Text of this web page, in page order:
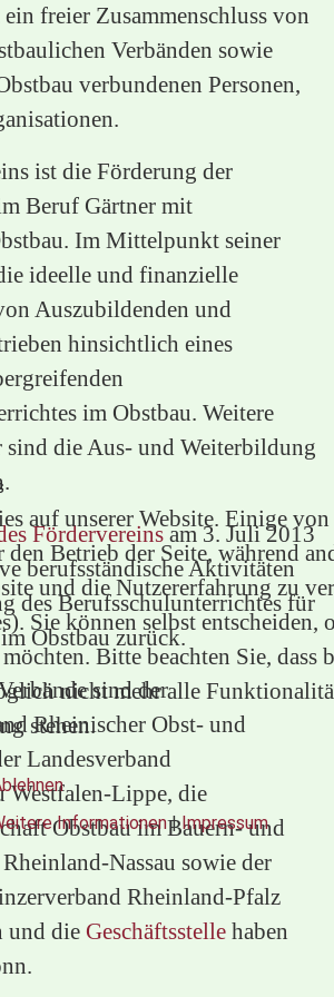
ein freier Zusammenschluss von
Verbänden sowie
verbundenen Personen,
ist die Förderung der
Beruf Gärtner mit
Im Mittelpunkt seiner
ideelle und finanzielle
Auszubildenden und
hinsichtlich eines
im Obstbau. Weitere
die Aus- und Weiterbildung
Fördervereinsam 3. Juli 2013
berufsständische Aktivitäten
des Berufsschulunterrichtes für
Obstbau zurück.
sind der
Rheinischer Obst- und
Landesverband
Westfalen-Lippe, die
Obstbau im Bauern- und
Nassau sowie der
Rheinland-Pfalz
und die Geschäftsstelle haben
auf unserer Website. Einige
Betrieb der Seite, während
und die Nutzererfahrung zu
Sie können selbst entscheiden,
Bitte beachten Sie, dass
nicht mehr alle
stehen.
Informationen|Impressum